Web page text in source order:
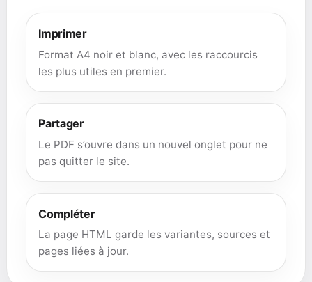
Imprimer
Format A4 noir et blanc, avec les raccourcis
les plus utiles en premier.
Partager
Le PDF s’ouvre dans un nouvel onglet pour ne
pas quitter le site.
Compléter
La page HTML garde les variantes, sources et
pages liées à jour.